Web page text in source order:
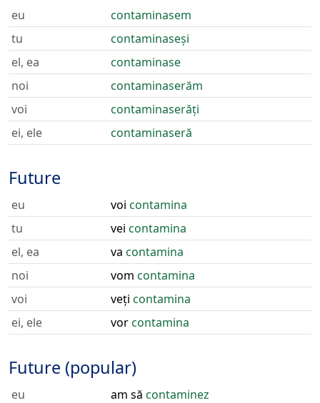
eu
contaminasem
tu
contaminaseși
el, ea
contaminase
noi
contaminaserăm
voi
contaminaserăți
ei, ele
contaminaseră
Future
eu voi contamina
tu
vei contamina
el, ea
va contamina
noi
vom contamina
voi
veți contamina
ei, ele
vorcontamina
Future (popular)
eu am să contaminez